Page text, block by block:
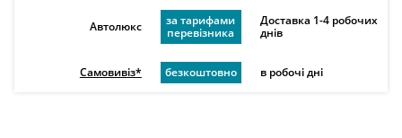
Автолюкс
за тарифами
перевізника
Доставка 1-4 робочих
днів
Самовивіз* безкоштовно в робочі дні